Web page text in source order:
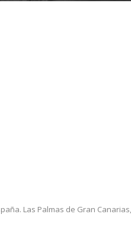
Las Palmas de Gran